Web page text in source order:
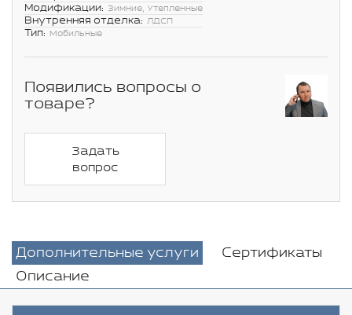
Модификации: Зимние, Утепленные
Внутренняя отделка: ЛДСП
Тип: Мобильные
Появились вопросы о
товаре?
Задать
вопрос
Дополнительные услуги
Сертификаты
Описание